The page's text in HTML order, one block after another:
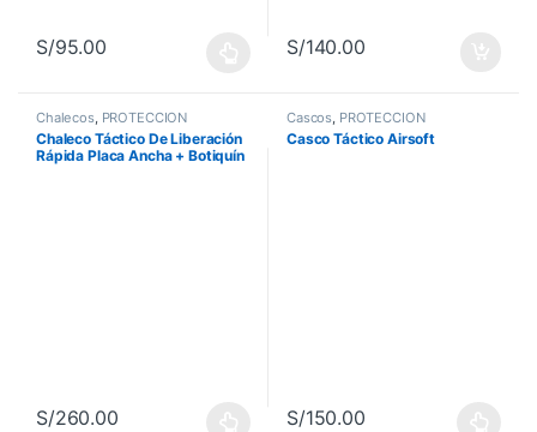
S/95.00 S/140.00
Chalecos, PROTECCIÓN
Chaleco Táctico De Liberación
Rápida Placa Ancha + Botiquín
S/260.00
Cascos PROTECCIÓN
Casco Táctico Airsoft
S/150.00